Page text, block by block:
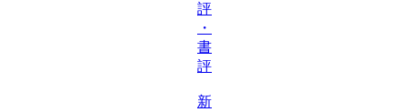
評
・
書
評
新